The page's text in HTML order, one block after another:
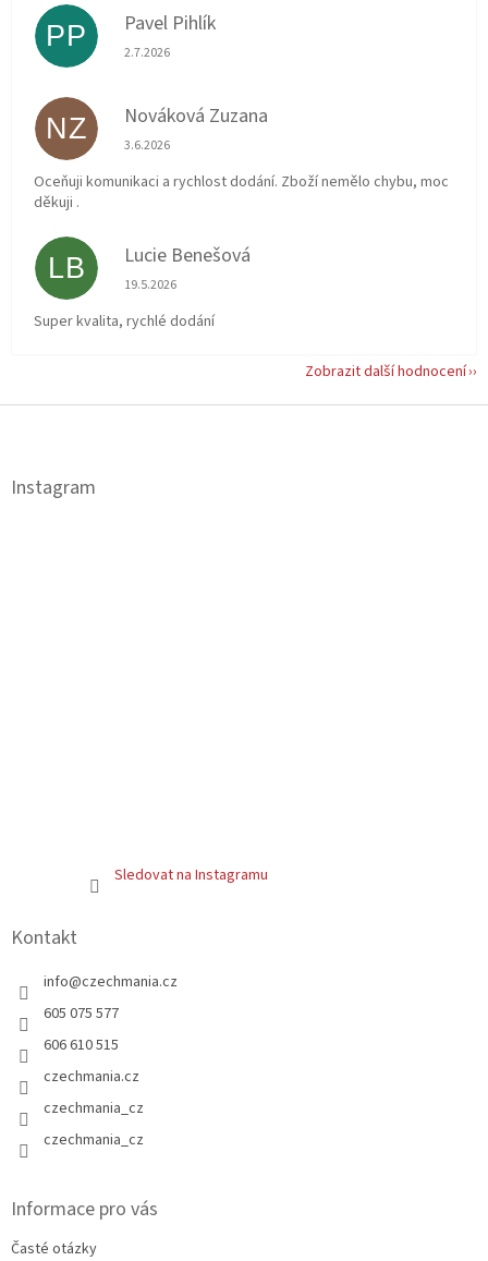
PP Pavel Pihlík
Hodnocení obchodu je 5 z 5 hvězdiček.
2.7.2026
NZ Nováková Zuzana
Hodnocení obchodu je 5 z 5 hvězdiček.
3.6.2026
Oceňuji komunikaci a rychlost dodání. Zboží nemělo chybu, moc
děkuji .
LB Lucie Benešová
Hodnocení obchodu je 5 z 5 hvězdiček.
19.5.2026
Super kvalita, rychlé dodání
Zobrazit další hodnocení
Z
Instagram
Sledovat na Instagramu
Kontakt
info@czechmania.cz
605 075 577
606 610 515
czechmania.cz
czechmania_cz
czechmania_cz
Informace pro vás
Časté otázky